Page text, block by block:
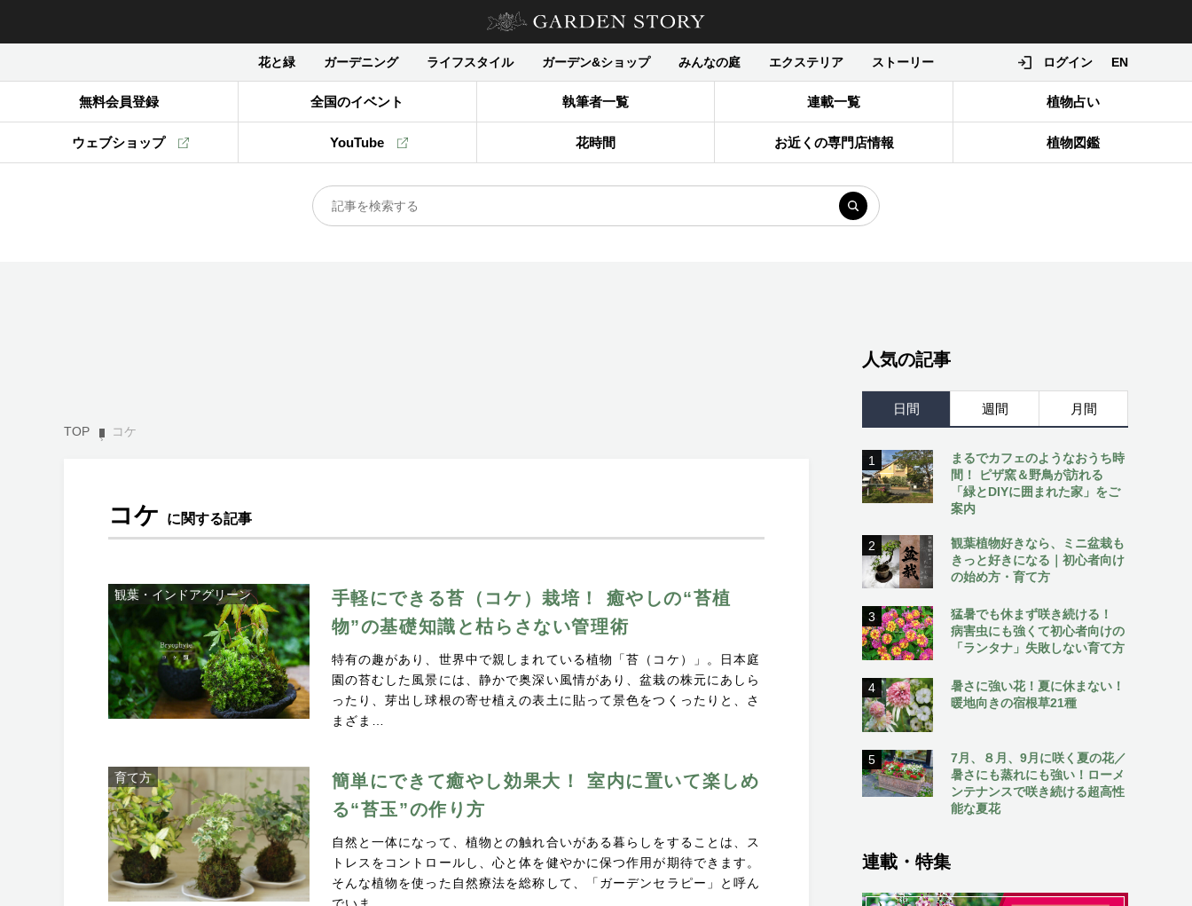
花と緑 ガーデニング ライフスタイル ガーデン&ショップ みんなの庭 エクステリア ストーリー ログイン EN
無料会員登録 全国のイベント 執筆者一覧 連載一覧 植物占い
ウェブショップ YouTube 花時間 お近くの専門店情報 植物図鑑
TOP コケ
コケ に関する記事
観葉・インドアグリーン
手軽にできる苔（コケ）栽培！ 癒やしの“苔植
物”の基礎知識と枯らさない管理術
特有の趣があり、世界中で親しまれている植物「苔（コケ）」。日本庭
園の苔むした風景には、静かで奥深い風情があり、盆栽の株元にあしら
ったり、芽出し球根の寄せ植えの表土に貼って景色をつくったりと、さ
まざま…
育て方
簡単にできて癒やし効果大！ 室内に置いて楽しめ
る“苔玉”の作り方
自然と一体になって、植物との触れ合いがある暮らしをすることは、ス
トレスをコントロールし、心と体を健やかに保つ作用が期待できます。
そんな植物を使った自然療法を総称して、「ガーデンセラピー」と呼ん
人気の記事
日間 週間 月間
1
まるでカフェのようなおうち時
間！ ピザ窯＆野鳥が訪れる
「緑とDIYに囲まれた家」をご
案内
2
観葉植物好きなら、ミニ盆栽も
きっと好きになる｜初心者向け
の始め方・育て方
3
猛暑でも休まず咲き続ける！
病害虫にも強くて初心者向けの
「ランタナ」失敗しない育て方
4
暑さに強い花！夏に休まない！
暖地向きの宿根草21種
5
7月、８月、9月に咲く夏の花／
暑さにも蒸れにも強い！ローメ
ンテナンスで咲き続ける超高性
能な夏花
連載・特集